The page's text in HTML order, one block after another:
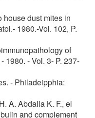
house dust mites in
1980.-Vol. 102, P.
of
1980. - Vol. 3- P. 237-
- Philadeipphia:
A. Abdalla K. F., el
and complement